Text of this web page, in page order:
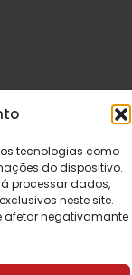
tecnologias como
do dispositivo.
processar dados,
neste site.
afetar negativamante
Todos os